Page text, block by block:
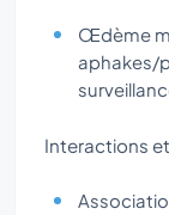
Œdème
aphakes/
Interactions